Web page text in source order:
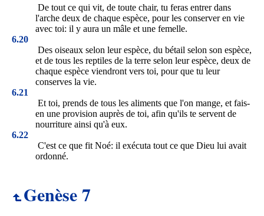
De tout ce qui vit, de toute chair, tu feras entrer dans
l'arche deux de chaque espèce, pour les conserver en vie
avec toi: il y aura un mâle et une femelle.
6.20
Des oiseaux selon leur espèce, du bétail selon son espèce,
et de tous les reptiles de la terre selon leur espèce, deux de
chaque espèce viendront vers toi, pour que tu leur
conserves la vie.
6.21
Et toi, prends de tous les aliments que l'on mange, et fais-
en une provision auprès de toi, afin qu'ils te servent de
nourriture ainsi qu'à eux.
6.22
C'est ce que fit Noé: il exécuta tout ce que Dieu lui avait
ordonné.
Genèse 7